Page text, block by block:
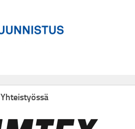
Yhteistyössä